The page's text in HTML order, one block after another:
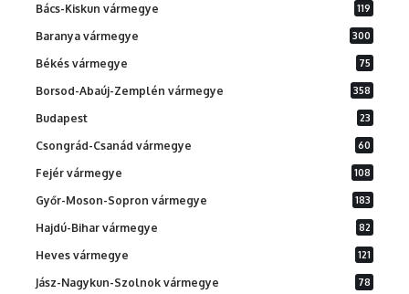
Bács-Kiskun vármegye 119
Baranya vármegye 300
Békés vármegye 75
Borsod-Abaúj-Zemplén vármegye 358
Budapest 23
Csongrád-Csanád vármegye 60
Fejér vármegye 108
Győr-Moson-Sopron vármegye 183
Hajdú-Bihar vármegye 82
Heves vármegye 121
Jász-Nagykun-Szolnok vármegye 78